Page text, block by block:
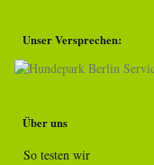
Unser Versprechen:
Über uns
So testen wir